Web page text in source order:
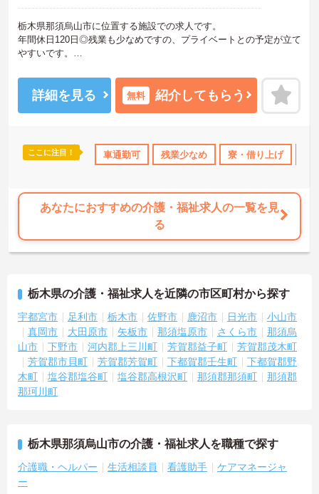
無資格OK 産休･育休･介護休暇取得実績あり 夏～秋入職可
栃木県那須烏山市に位置する施設での求人です。
年間休日120日◎残業も少なめですの、プライベートとの予定が立て
やすいです。
も安心してご就業していただけます。
ご興味のある方は、お気軽にお問い合わせください。
詳細を見る 無料 紹介してもらう
ここに注目！ 車通勤可 残業少なめ 寮・借り上げ
あなたにおすすめの介護・福祉求人の一覧を見
る
栃木県の介護・福祉求人を近隣の市区町村から探す
宇都宮市 足利市 栃木市 佐野市 鹿沼市 日光市
小山市
真岡市
大田原市 矢板市 那須塩原市 さくら市
那須烏
山市
下野市 河内郡上三川町 芳賀郡益子町
芳賀郡茂木町
芳賀郡市貝町
芳賀郡芳賀町 下都賀郡壬生町
下都賀郡野
木町
塩谷郡塩谷町 塩谷郡高根沢町 那須郡那須町
那須郡
那珂川町
栃木県那須烏山市の介護・福祉求人を職種で探す
介護職・ヘルパー 生活相談員 看護助手
ケアマネージャ
ー